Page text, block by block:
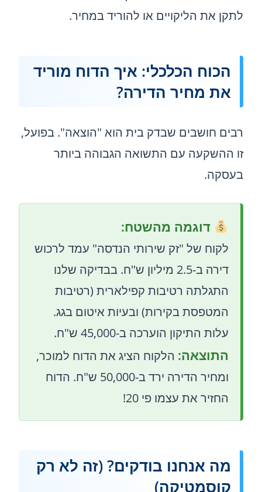
לתקן את הליקויים או להוריד במחיר.
הכוח הכלכלי: איך הדוח מוריד
את מחיר הדירה?
רבים חושבים שבדק בית הוא "הוצאה". בפועל,
זו ההשקעה עם התשואה הגבוהה ביותר
בעסקה.
דוגמה מהשטח:
לקוח של "זק שירותי הנדסה" עמד לרכוש
דירה ב-2.5 מיליון ש"ח. בבדיקה שלנו
התגלתה רטיבות קפילארית (רטיבות
המטפסת בקירות) ובעיות איטום בגג.
עלות התיקון הוערכה ב-45,000 ש"ח.
התוצאה: הלקוח הציג את הדוח למוכר,
ומחיר הדירה ירד ב-50,000 ש"ח. הדוח
החזיר את עצמו פי 20!
מה אנחנו בודקים? (זה לא רק
קוסמטיקה)